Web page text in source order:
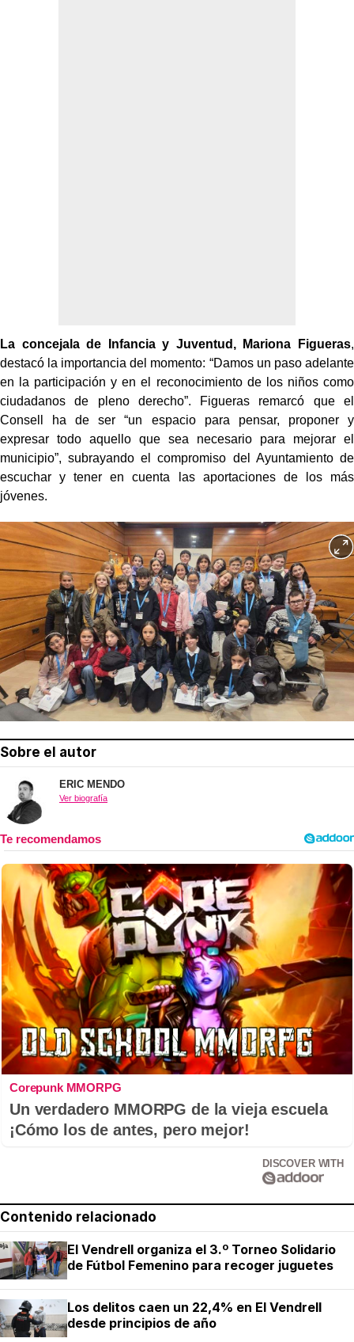
La concejala de Infancia y Juventud, Mariona Figueras,
destacó la importancia del momento: “Damos un paso adelante
en la participación y en el reconocimiento de los niños como
ciudadanos de pleno derecho”. Figueras remarcó que el
Consell ha de ser “un espacio para pensar, proponer y
expresar todo aquello que sea necesario para mejorar el
municipio”, subrayando el compromiso del Ayuntamiento de
escuchar y tener en cuenta las aportaciones de los más
jóvenes.
Sobre el autor
ERIC MENDO
Ver biografía
Corepunk MMORPG
Un verdadero MMORPG de la vieja escuela
¡Cómo los de antes, pero mejor!
DISCOVER WITH
Contenido relacionado
El Vendrell organiza el 3.º Torneo Solidario
de Fútbol Femenino para recoger juguetes
Los delitos caen un 22,4% en El Vendrell
desde principios de año